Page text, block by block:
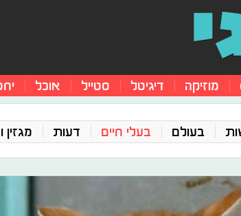
מוזיקה דיגיטל סטייל אוכל
בעולם בעלי חיים דעות